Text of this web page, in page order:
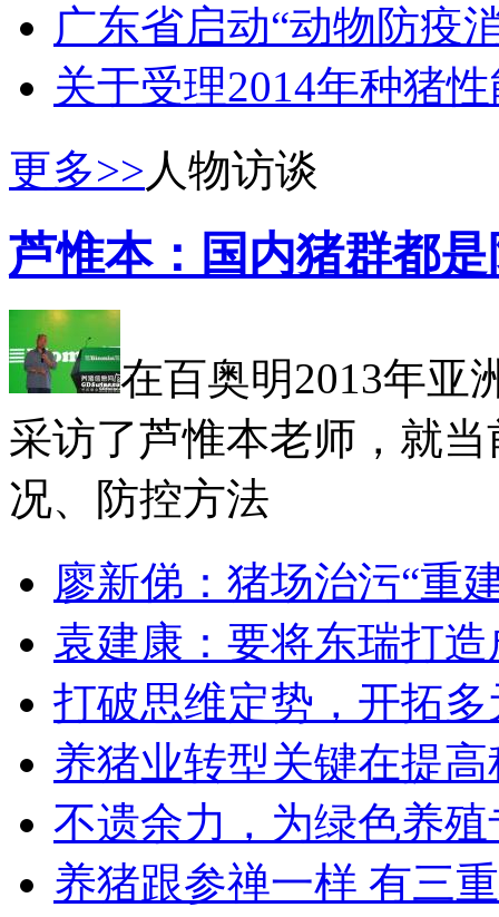
广东省启动“动物防疫
关于受理2014年种猪
更多>>人物访谈
芦惟本：国内猪群都
在百奥明2013年亚
采访了芦惟本老师，就
况、防控方法
廖新俤：猪场治污“重
袁建康：要将东瑞打
打破思维定势，开拓
养猪业转型关键在提
不遗余力，为绿色养
养猪跟参禅一样 有三